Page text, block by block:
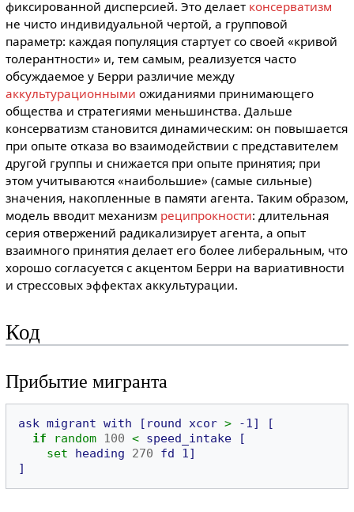
фиксированной дисперсией. Это делает консерватизм
не чисто индивидуальной чертой, а групповой
параметр: каждая популяция стартует со своей «кривой
толерантности» и, тем самым, реализуется часто
обсуждаемое у Берри различие между
аккультурационными ожиданиями принимающего
общества и стратегиями меньшинства. Дальше
консерватизм становится динамическим: он повышается
при опыте отказа во взаимодействии с представителем
другой группы и снижается при опыте принятия; при
этом учитываются «наибольшие» (самые сильные)
значения, накопленные в памяти агента. Таким образом,
модель вводит механизм реципрокности: длительная
серия отвержений радикализирует агента, а опыт
взаимного принятия делает его более либеральным, что
хорошо согласуется с акцентом Берри на вариативности
и стрессовых эффектах аккультурации.
Код
Прибытие мигранта
ask migrant with [round xcor > -1]
[
if
random 100 < speed_intake
[
set
heading 270 fd
1]
]